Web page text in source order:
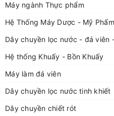
Máy ngành Thực phẩm
Hệ Thống Máy Dược - Mỹ Phẩm
Dây chuyền lọc nước - đá viên
Hệ thống Khuấy - Bồn Khuấy
Máy làm đá viên
Dây chuyền lọc nước tinh khiết
Dây chuyền chiết rót